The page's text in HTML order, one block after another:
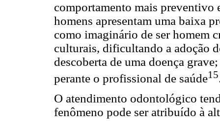
comportamento mais preventivo
homens apresentam uma baixa
como imaginário de ser homem
culturais, dificultando a adoção
descoberta de uma doença
perante o profissional de saúde15
O atendimento odontológico
fenômeno pode ser atribuído à